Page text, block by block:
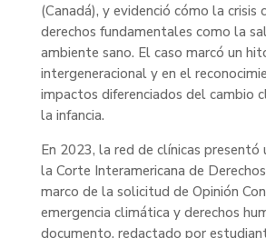
(Canadá), y evidenció cómo la crisis
derechos fundamentales como la
ambiente sano. El caso marcó un
intergeneracional y en el
impactos diferenciados del cambio
la infancia.
En 2023, la red de clínicas presentó
la Corte Interamericana de
marco de la solicitud de Opinión
emergencia climática y derechos
documento, redactado por